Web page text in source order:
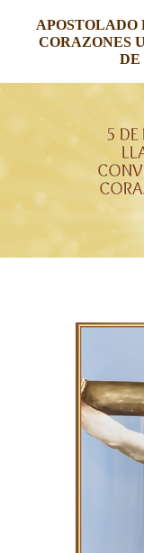
APOSTOLADO
CORAZONES
DE
5